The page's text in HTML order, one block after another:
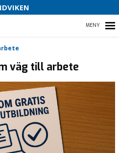
väg till arbete